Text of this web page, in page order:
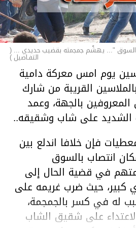
"... يهشّم جمجمته بقضيب حديدي ... (
التفـاصيل )
يوم امس معركة دامية
القريبة من شارك
بالجهة، وعمد
الشديد على شاب وشقيقه..
فإن خلافا اندلع بين
انتصاب بالسوق
في قضية الحال إلى
حيث ضرب غريمه على
له في كسر بالجمجمة،
على شقيق الشاب